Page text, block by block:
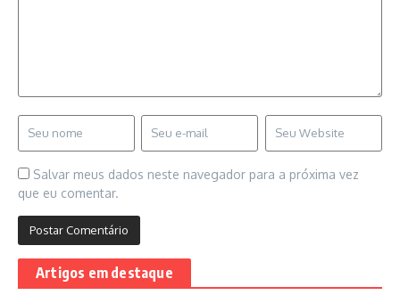
Salvar meus dados neste navegador para a próxima vez
que eu comentar.
Artigos em destaque